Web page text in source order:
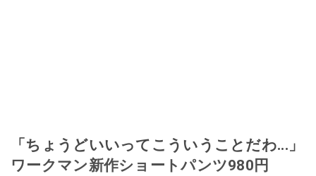
「ちょうどいいってこういうことだわ...」
ワークマン新作ショートパンツ980円